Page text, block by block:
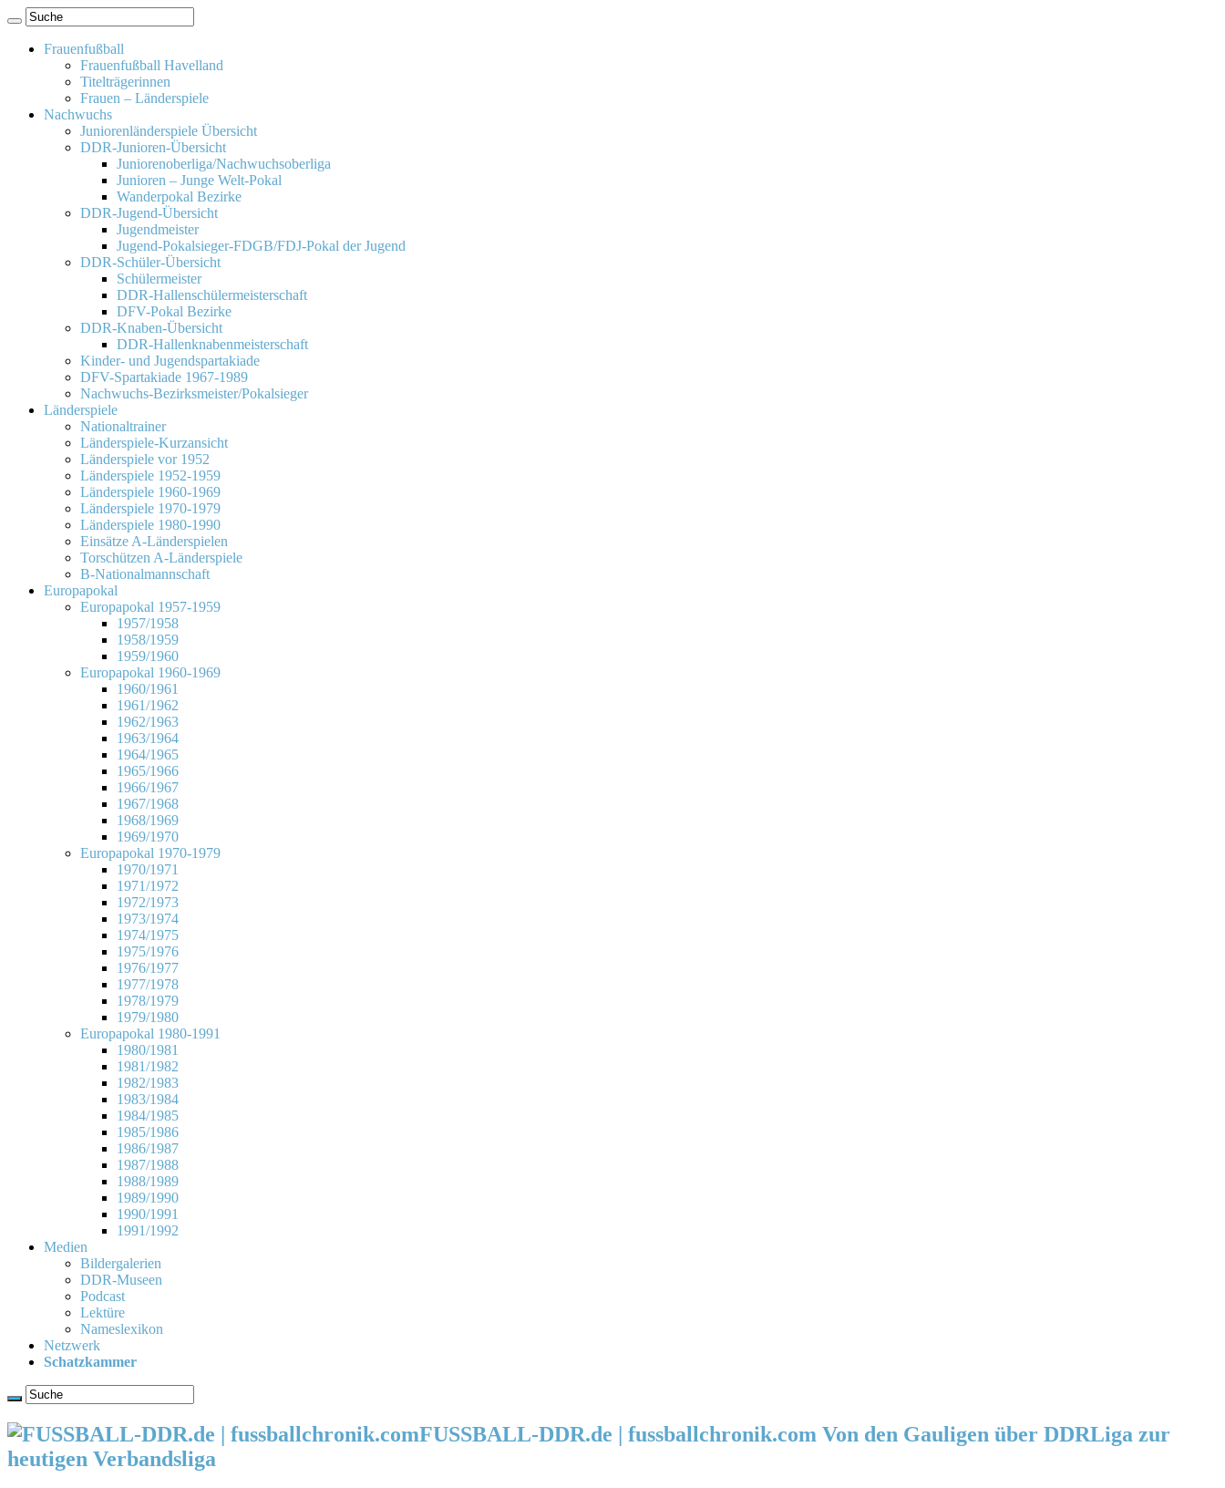
Frauenfußball
Frauenfußball Havelland
Titelträgerinnen
Frauen – Länderspiele
Nachwuchs
Juniorenländerspiele Übersicht
DDR-Junioren-Übersicht
Juniorenoberliga/Nachwuchsoberliga
Junioren – Junge Welt-Pokal
Wanderpokal Bezirke
DDR-Jugend-Übersicht
Jugendmeister
Jugend-Pokalsieger-FDGB/FDJ-Pokal der Jugend
DDR-Schüler-Übersicht
Schülermeister
DDR-Hallenschülermeisterschaft
DFV-Pokal Bezirke
DDR-Knaben-Übersicht
DDR-Hallenknabenmeisterschaft
Kinder- und Jugendspartakiade
DFV-Spartakiade 1967-1989
Nachwuchs-Bezirksmeister/Pokalsieger
Länderspiele
Nationaltrainer
Länderspiele-Kurzansicht
Länderspiele vor 1952
Länderspiele 1952-1959
Länderspiele 1960-1969
Länderspiele 1970-1979
Länderspiele 1980-1990
Einsätze A-Länderspielen
Torschützen A-Länderspiele
B-Nationalmannschaft
Europapokal
Europapokal 1957-1959
1957/1958
1958/1959
1959/1960
Europapokal 1960-1969
1960/1961
1961/1962
1962/1963
1963/1964
1964/1965
1965/1966
1966/1967
1967/1968
1968/1969
1969/1970
Europapokal 1970-1979
1970/1971
1971/1972
1972/1973
1973/1974
1974/1975
1975/1976
1976/1977
1977/1978
1978/1979
1979/1980
Europapokal 1980-1991
1980/1981
1981/1982
1982/1983
1983/1984
1984/1985
1985/1986
1986/1987
1987/1988
1988/1989
1989/1990
1990/1991
1991/1992
Medien
Bildergalerien
DDR-Museen
Podcast
Lektüre
Nameslexikon
Netzwerk
Schatzkammer
FUSSBALL-DDR.de | fussballchronik.com Von den Gauligen über DDRLiga zur
heutigen Verbandsliga